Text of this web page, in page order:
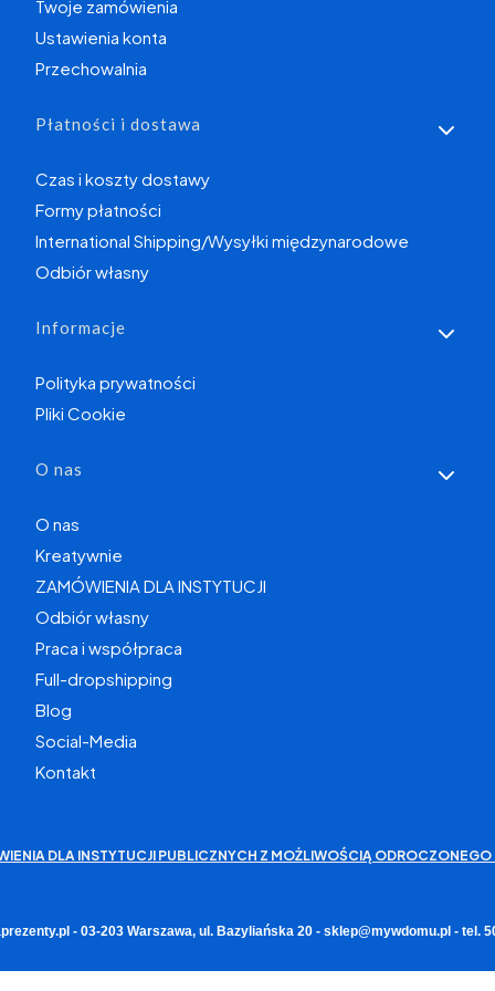
Twoje zamówienia
Ustawienia konta
Przechowalnia
Płatności i dostawa
Czas i koszty dostawy
Formy płatności
International Shipping/Wysyłki międzynarodowe
Odbiór własny
Informacje
Polityka prywatności
Pliki Cookie
O nas
O nas
Kreatywnie
ZAMÓWIENIA DLA INSTYTUCJI
Odbiór własny
Praca i współpraca
Full-dropshipping
Blog
Social-Media
Kontakt
DLA INSTYTUCJI PUBLICZNYCH Z MOŻLIWOŚCIĄ ODROCZONEGO
- 03-203 Warszawa, ul. Bazyliańska 20 - sklep@mywdomu.pl - tel.